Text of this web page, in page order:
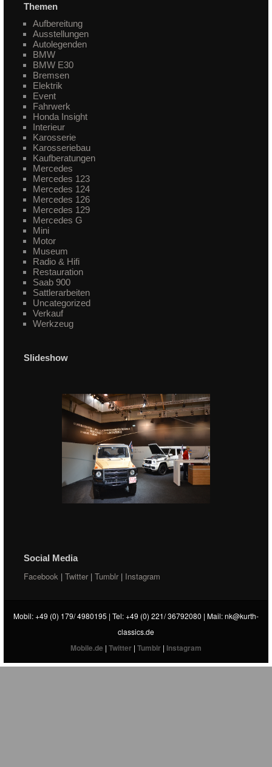
Themen
Aufbereitung
Ausstellungen
Autolegenden
BMW
BMW E30
Bremsen
Elektrik
Event
Fahrwerk
Honda Insight
Interieur
Karosserie
Karosseriebau
Kaufberatungen
Mercedes
Mercedes 123
Mercedes 124
Mercedes 126
Mercedes 129
Mercedes G
Mini
Motor
Museum
Radio & Hifi
Restauration
Saab 900
Sattlerarbeiten
Uncategorized
Verkauf
Werkzeug
Slideshow
Social Media
Facebook |Twitter |Tumblr | Instagram
Mobil: +49 (0) 179/ 4980195 | Tel: +49 (0) 221/ 36792080 | Mail:nk@kurth-
classics.de
Mobile.de | Twitter | Tumblr | Instagram